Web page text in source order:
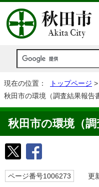
現在の位置： トップページ >
秋田市の環境（調査結果報告
秋田市の環境（調
ページ番号1006273 更